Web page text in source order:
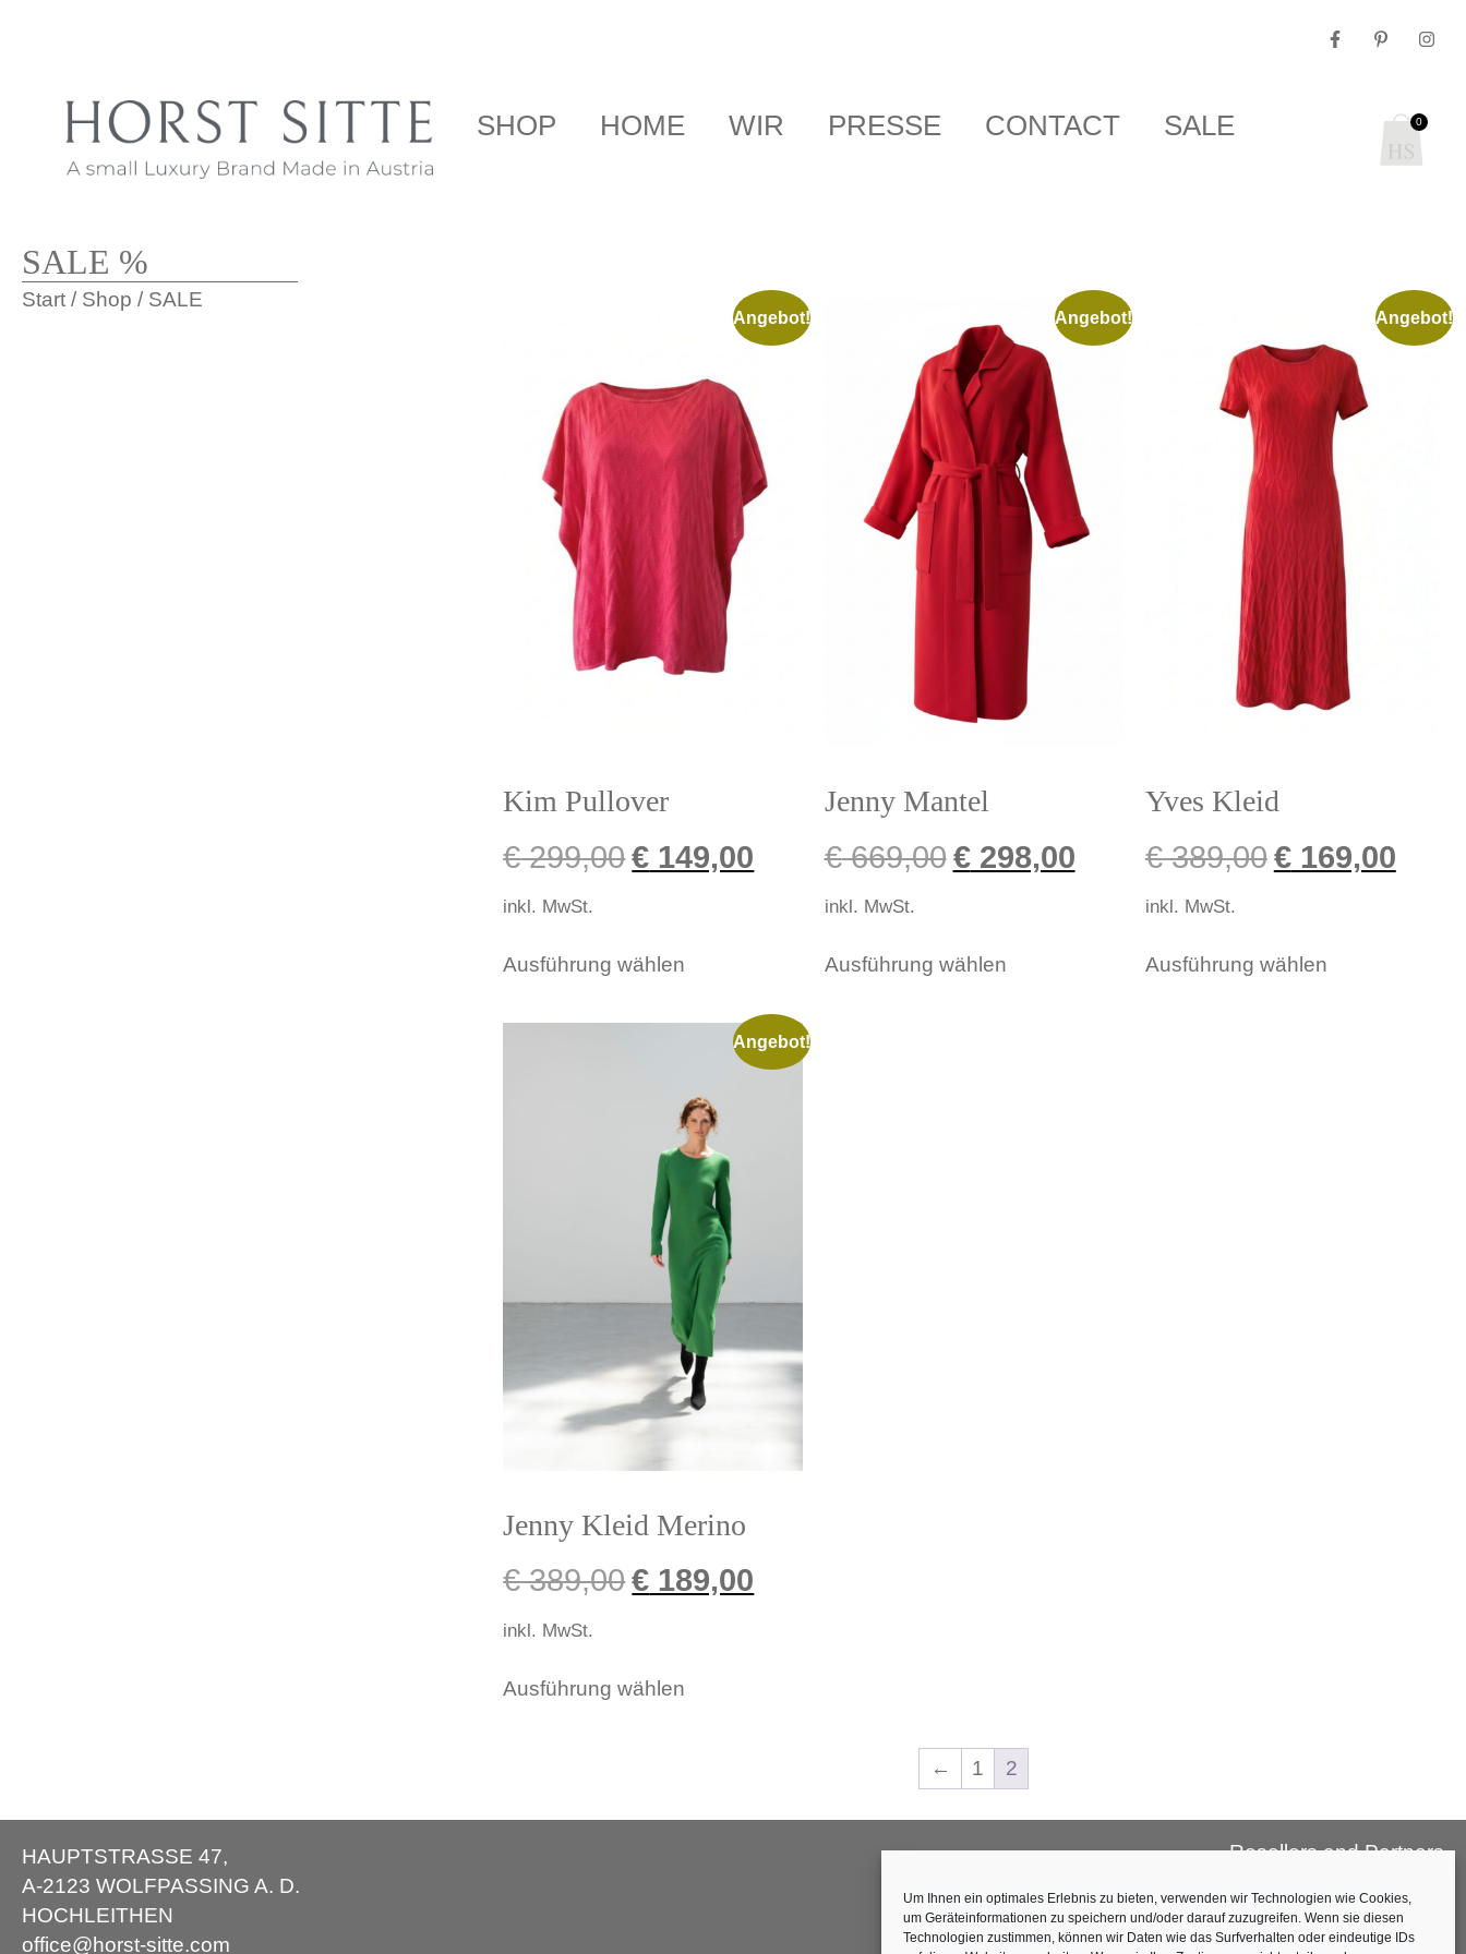
Um Ihnen ein optimales Erlebnis zu bieten, verwenden wir Technologien wie Cookies,
um Geräteinformationen zu speichern und/oder darauf zuzugreifen. Wenn sie diesen
Technologien zustimmen, können wir Daten wie das Surfverhalten oder eindeutige IDs
SHOP HOME WIR PRESSE CONTACT SALE 0
SALE %
Start / Shop / SALE
Angebot!
Kim Pullover
€299,00€ 149,00
inkl. MwSt.
Ausführung wählen
Angebot!
Jenny Mantel
€669,00 €298,00
inkl. MwSt.
Ausführung wählen
Angebot!
Yves Kleid
€389,00€169,00
inkl. MwSt.
Ausführung wählen
Angebot!
Jenny Kleid Merino
€389,00€ 189,00
inkl. MwSt.
Ausführung wählen
← 1 2
HAUPTSTRASSE 47,
A-2123 WOLFPASSING A. D.
HOCHLEITHEN
office@horst-sitte.com
Resellers and Partners
Cookie-Richtlinie (EU)
Impressum
Datenschutz